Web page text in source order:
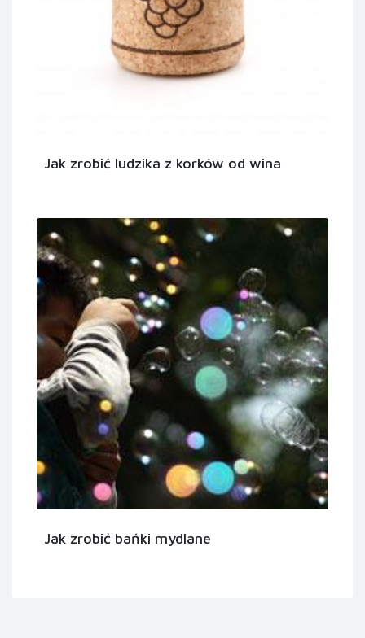
Jak zrobić ludzika z korków od wina
Jak zrobić bańki mydlane